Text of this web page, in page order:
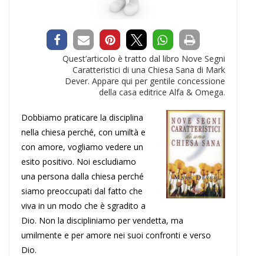
Quest’articolo è tratto dal libro Nove Segni
Caratteristici di una Chiesa Sana di Mark
Dever. Appare qui per gentile concessione
della casa editrice Alfa & Omega.
Dobbiamo praticare la disciplina
nella chiesa perché, con umiltà e
con amore, vogliamo vedere un
esito positivo. Noi escludiamo
una persona dalla chiesa perché
siamo preoccupati dal fatto che
viva in un modo che è sgradito a
Dio. Non la discipliniamo per vendetta, ma
umilmente e per amore nei suoi confronti e verso
Dio.